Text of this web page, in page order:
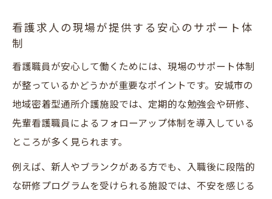
看護求人の現場が提供する安心のサポート体
制
看護職員が安心して働くためには、現場のサポート体制
が整っているかどうかが重要なポイントです。安城市の
地域密着型通所介護施設では、定期的な勉強会や研修、
先輩看護職員によるフォローアップ体制を導入している
ところが多く見られます。
例えば、新人やブランクがある方でも、入職後に段階的
な研修プログラムを受けられる施設では、不安を感じる